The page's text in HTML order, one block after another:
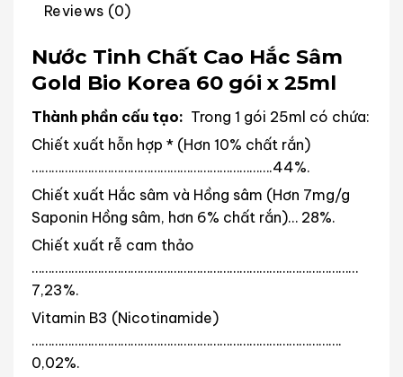
Reviews (0)
Nước Tinh Chất Cao Hắc Sâm
Gold Bio Korea 60 gói x 25ml
Thành phần cấu tạo: Trong 1 gói 25ml có chứa:
Chiết xuất hỗn hợp * (Hơn 10% chất rắn)
……………………………………………………………….44%.
Chiết xuất Hắc sâm và Hồng sâm (Hơn 7mg/g
Saponin Hồng sâm, hơn 6% chất rắn)… 28%.
Chiết xuất rễ cam thảo
………………………………………………………………………………………
7,23%.
Vitamin B3 (Nicotinamide)
………………………………………………………………………………….
0,02%.